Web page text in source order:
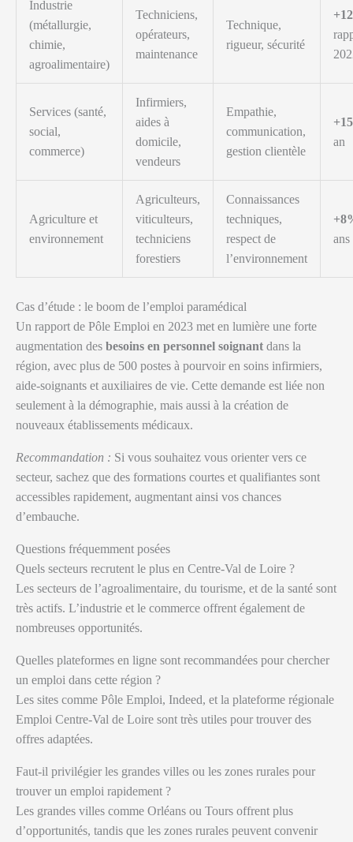
Industrie
(métallurgie,
chimie,
agroalimentaire)
Techniciens,
opérateurs,
maintenance
Technique,
rigueur, sécurité
Services (santé,
social,
commerce)
Infirmiers,
aides à
domicile,
vendeurs
Empathie,
communication,
gestion clientèle
an
Agriculture et
environnement
Agriculteurs,
viticulteurs,
techniciens
forestiers
Connaissances
techniques,
respect de
l’environnement
ans
Cas d’étude : le boom de l’emploi paramédical
Un rapport de Pôle Emploi en 2023 met en lumière une forte
augmentation des besoins en personnel soignant dans la
région, avec plus de 500 postes à pourvoir en soins infirmiers,
aide-soignants et auxiliaires de vie. Cette demande est liée non
seulement à la démographie, mais aussi à la création de
nouveaux établissements médicaux.
Recommandation : Si vous souhaitez vous orienter vers ce
secteur, sachez que des formations courtes et qualifiantes sont
accessibles rapidement, augmentant ainsi vos chances
d’embauche.
Questions fréquemment posées
Quels secteurs recrutent le plus en Centre-Val de Loire ?
Les secteurs de l’agroalimentaire, du tourisme, et de la santé sont
très actifs. L’industrie et le commerce offrent également de
nombreuses opportunités.
Quelles plateformes en ligne sont recommandées pour chercher
un emploi dans cette région ?
Les sites comme Pôle Emploi, Indeed, et la plateforme régionale
Emploi Centre-Val de Loire sont très utiles pour trouver des
offres adaptées.
Faut-il privilégier les grandes villes ou les zones rurales pour
trouver un emploi rapidement ?
Les grandes villes comme Orléans ou Tours offrent plus
d’opportunités, tandis que les zones rurales peuvent convenir